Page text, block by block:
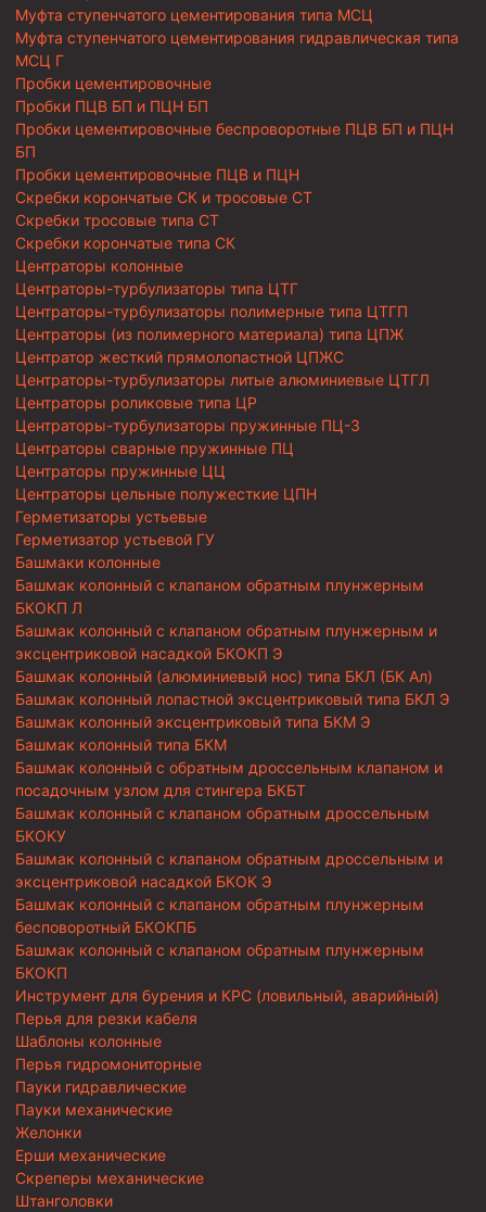
Муфта ступенчатого цементирования типа МСЦ
Муфта ступенчатого цементирования гидравлическая типа
МСЦ Г
Пробки цементировочные
Пробки ПЦВ БП и ПЦН БП
Пробки цементировочные беспроворотные ПЦВ БП и ПЦН
БП
Пробки цементировочные ПЦВ и ПЦН
Скребки корончатые СК и тросовые СТ
Скребки тросовые типа СТ
Скребки корончатые типа СК
Центраторы колонные
Центраторы-турбулизаторы типа ЦТГ
Центраторы-турбулизаторы полимерные типа ЦТГП
Центраторы (из полимерного материала) типа ЦПЖ
Центратор жесткий прямолопастной ЦПЖС
Центраторы-турбулизаторы литые алюминиевые ЦТГЛ
Центраторы роликовые типа ЦР
Центраторы-турбулизаторы пружинные ПЦ-3
Центраторы сварные пружинные ПЦ
Центраторы пружинные ЦЦ
Центраторы цельные полужесткие ЦПН
Герметизаторы устьевые
Герметизатор устьевой ГУ
Башмаки колонные
Башмак колонный с клапаном обратным плунжерным
БКОКП Л
Башмак колонный с клапаном обратным плунжерным и
эксцентриковой насадкой БКОКП Э
Башмак колонный (алюминиевый нос) типа БКЛ (БК Ал)
Башмак колонный лопастной эксцентриковый типа БКЛ Э
Башмак колонный эксцентриковый типа БКМ Э
Башмак колонный типа БКМ
Башмак колонный с обратным дроссельным клапаном и
посадочным узлом для стингера БКБТ
Башмак колонный с клапаном обратным дроссельным
БКОКУ
Башмак колонный с клапаном обратным дроссельным и
эксцентриковой насадкой БКОК Э
Башмак колонный с клапаном обратным плунжерным
бесповоротный БКОКПБ
Башмак колонный с клапаном обратным плунжерным
БКОКП
Инструмент для бурения и КРС (ловильный, аварийный)
Перья для резки кабеля
Шаблоны колонные
Перья гидромониторные
Пауки гидравлические
Пауки механические
Желонки
Ерши механические
Скреперы механические
Штанголовки